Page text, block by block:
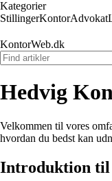
Kategorier
StillingerKontorAdvokat
KontorWeb.dk
Hedvig
Velkommen til vores
hvordan du bedst kan
Introduktion